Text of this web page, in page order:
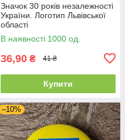
Значок 30 років незалежності
України. Логотип Львівської
області
В наявності 1000 од.
36,90 ₴ 41 ₴
Купити
–10%